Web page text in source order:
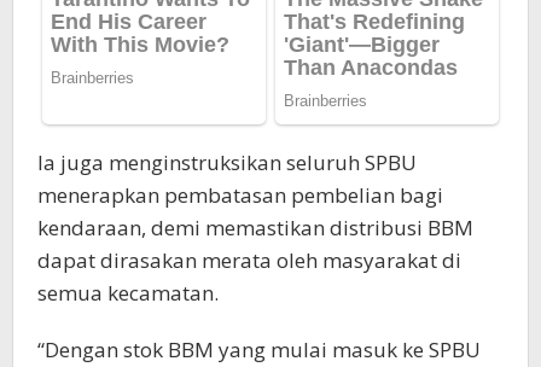
Ia juga menginstruksikan seluruh SPBU
menerapkan pembatasan pembelian bagi
kendaraan, demi memastikan distribusi BBM
dapat dirasakan merata oleh masyarakat di
semua kecamatan.
“Dengan stok BBM yang mulai masuk ke SPBU